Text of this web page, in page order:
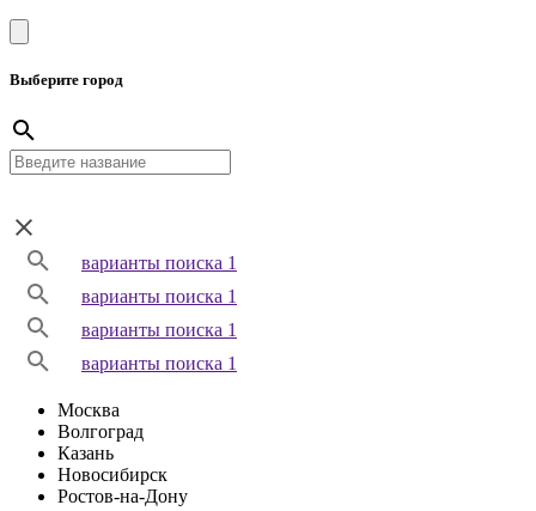
Выберите город
варианты поиска 1
варианты поиска 1
варианты поиска 1
варианты поиска 1
Москва
Волгоград
Казань
Новосибирск
Ростов-на-Дону